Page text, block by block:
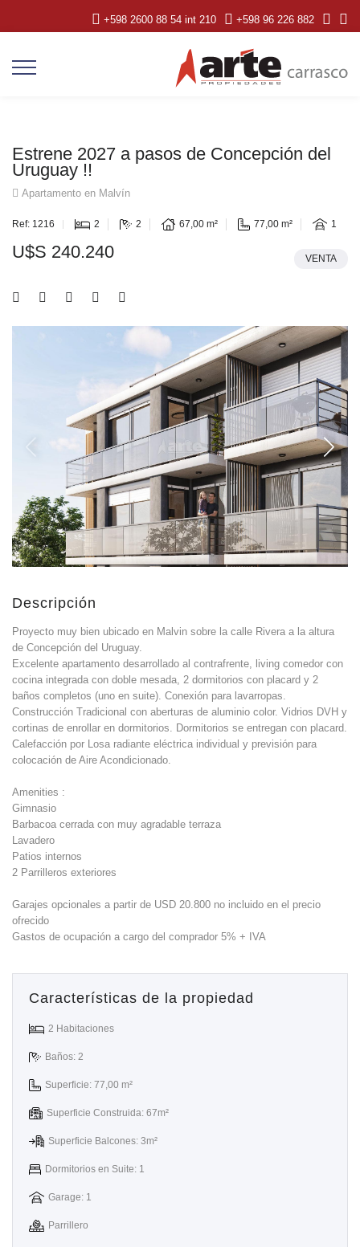
+598 96 226 882
+598 2600 88 54 int 210
Estrene 2027 a pasos de Concepción del
Uruguay !!
Apartamento en Malvín
Ref: 1216 2 2 67,00 m² 77,00 m² 1
U$S 240.240 VENTA
Descripción
Proyecto muy bien ubicado en Malvin sobre la calle Rivera a la altura
de Concepción del Uruguay.
Excelente apartamento desarrollado al contrafrente, living comedor con
cocina integrada con doble mesada, 2 dormitorios con placard y 2
baños completos (uno en suite). Conexión para lavarropas.
Construcción Tradicional con aberturas de aluminio color. Vidrios DVH y
cortinas de enrollar en dormitorios. Dormitorios se entregan con placard.
Calefacción por Losa radiante eléctrica individual y previsión para
colocación de Aire Acondicionado.
Amenities :
Gimnasio
Barbacoa cerrada con muy agradable terraza
Lavadero
Patios internos
2 Parrilleros exteriores
Garajes opcionales a partir de USD 20.800 no incluido en el precio
ofrecido
Gastos de ocupación a cargo del comprador 5% + IVA
Características de la propiedad
2 Habitaciones
Baños: 2
Superficie: 77,00 m²
Superficie Construida: 67m²
Superficie Balcones: 3m²
Dormitorios en Suite: 1
Garage: 1
Parrillero